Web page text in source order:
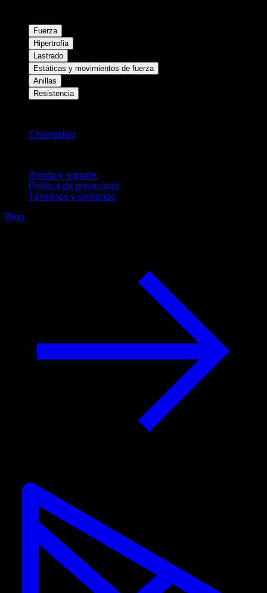
Fuerza
Hipertrofia
Lastrado
Estáticas y movimientos de fuerza
Anillas
Resistencia
Changelog
Ayuda y soporte
Política de privacidad
Términos y servicios
Blog